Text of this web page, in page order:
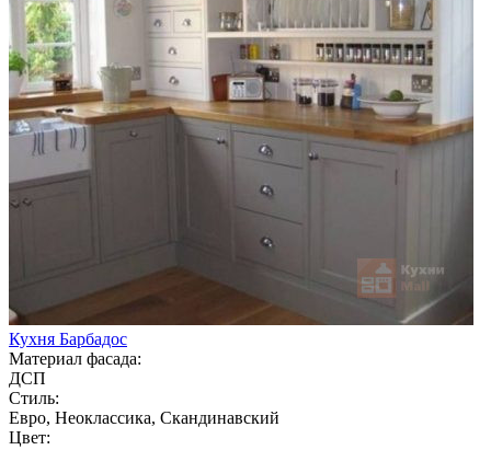
Кухня Барбадос
Материал фасада:
ДСП
Стиль:
Евро, Неоклассика, Скандинавский
Цвет: